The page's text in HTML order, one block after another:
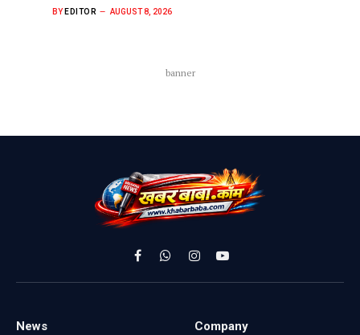
BY EDITOR AUGUST 8, 2026
banner
FacebookWhatsApp
InstagramYouTube
News Company